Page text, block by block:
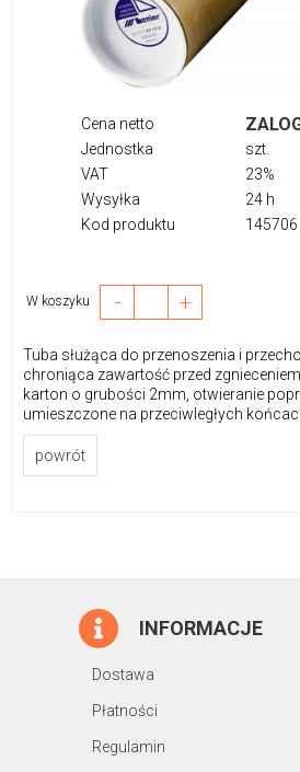
Cena netto
Jednostka
szt.
VAT
23%
Wysyłka
24 h
Kod produktu
145706
W koszyku - +
Tuba służąca do przenoszenia i
chroniąca zawartość przed
karton o grubości 2mm, otwieranie
umieszczone na przeciwległych
powrót
INFORMACJE
Dostawa
Płatności
Regulamin